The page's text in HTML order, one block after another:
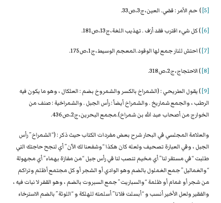
[5] ) حم الأمر : قضي. العين،ج3،ص33.
[6] ) كل شيء اقترب فقد أزف . تهذيب اللغة،ج13،ص181.
[7] ) احتش للنار جمع لها الوقود.المعجم الوسيط،ج1،ص175.
[8] ) الاحتجاج،ج2،ص318.
[9]
) يقول الطريحي : (الشمراخ بالكسر والشمروخ بضم : العثكال ، وهو ما يكون فيه
الرطب ، والجمع شماريخ . والشمراخ أيضاً : رأس الجبل . والشمراخية : صنف من
الخوارج من أصحاب عبد الله بن شمراخ).مجمع البحرين،ج2،ص436.
والعلامة المجلسي في البحار شرح بعض مفردات الكتاب حيث ذكر : (“الشمراخ” رأس
الجبل ، وفي العبارة تصحيف ولعله كان هكذا “وشفعنا لك الآن” أي لنجح حاجتك التي
طلبت “في مستقر لنا” أي مخيم تنصب لنا في رأس جبل “من مفازة بهماء” أي مجهولة
“والغماليل” جمع الغملول بالضم وهو الوادي أو الشجر أو كل مجتمع أظلم وتراكم
من شجر أو غمام أو ظلمة “والسباريت” جمع السبروت بالضم ، وهو القفر لا نبات فيه ،
والفقير ولعل الأخير أنسب و “أبسلت فلانا” أسلمته للهلكة و “اللوثة” بالضم الاسترخاء